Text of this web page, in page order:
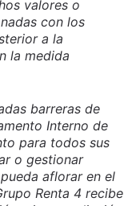
valores o
con los
a la
la medida
barreras de
Interno de
para todos sus
o gestionar
aflorar en el
Renta 4 recibe